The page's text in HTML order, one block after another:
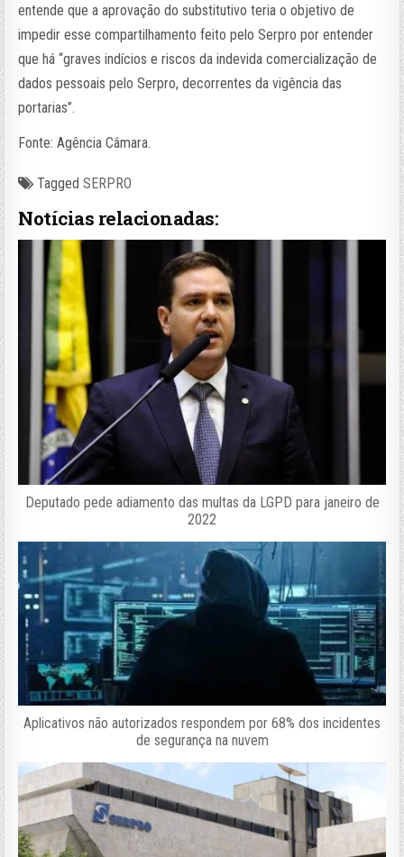
entende que a aprovação do substitutivo teria o objetivo de
impedir esse compartilhamento feito pelo Serpro por entender
que há “graves indícios e riscos da indevida comercialização de
dados pessoais pelo Serpro, decorrentes da vigência das
portarias”.
Fonte: Agência Câmara.
TaggedSERPRO
Notícias relacionadas:
Deputado pede adiamento das multas da LGPD para janeiro de
2022
Aplicativos não autorizados respondem por 68% dos incidentes
de segurança na nuvem